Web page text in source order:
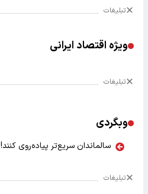
تبلیغات
ویژه اقتصاد ایرانی
تبلیغات
وبگردی
سالماندان سریع‌تر پیاده‌روی کنند!
تبلیغات